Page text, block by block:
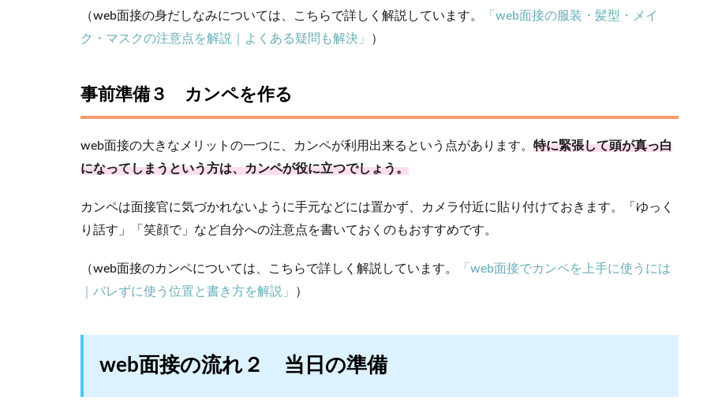
（web面接の身だしなみについては、こちらで詳しく解説しています。
「web面接の服装・髪型・メイ
ク・マスクの注意点を解説｜よくある疑問も解決」
）
事前準備３ カンペを作る
web面接の大きなメリットの一つに、カンペが利用出来るという点があります。 特に緊張して頭が真っ白
になってしまうという方は、カンペが役に立つでしょう。
カンペは面接官に気づかれないように手元などには置かず、カメラ付近に貼り付けておきます。「ゆっく
り話す」「笑顔で」など自分への注意点を書いておくのもおすすめです。
（web面接のカンペについては、こちらで詳しく解説しています。
「web面接でカンペを上手に使うには
｜バレずに使う位置と書き方を解説」
）
web面接の流れ２ 当日の準備